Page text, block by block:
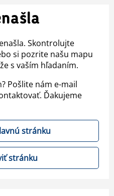
Skontrolujte
si pozrite našu mapu
s vaším hľadaním.
Pošlite nám e-mail
Ďakujeme
stránku
stránku